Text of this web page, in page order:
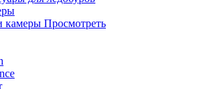
камеры Просмотреть